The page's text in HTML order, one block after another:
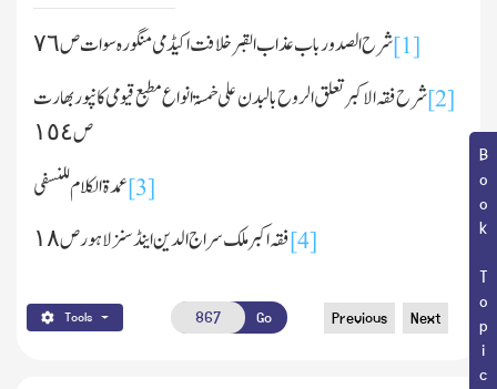
Book Topic
[1]شرح الصدور باب عذاب القبر خلافت اکیڈمی منگورہ سوات ص٧٦
[2]شرح فقہ الاکبر تعلق الروح بالبدن علی خمسۃ انواع مطبع قیومی کانپور بھارت
ص١٥٤
[3]عمدۃ الکلام للنسفی
[4]فقہ اکبر ملك سراج الدین اینڈ سنز لاہور ص١٨
Tools Go Previous Next